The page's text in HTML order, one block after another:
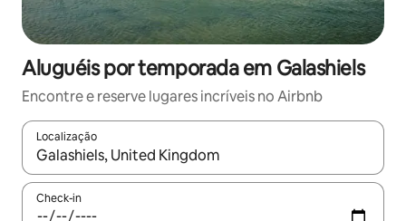
Aluguéis por temporada em Galashiels
Encontre e reserve lugares incríveis no Airbnb
Localização
Quando os resultados estiverem disponíveis, explore-os
Check-in